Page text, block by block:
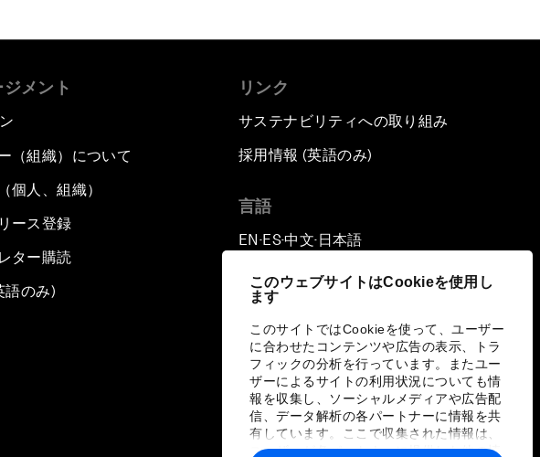
このウェブサイトはCookieを使用し
ます
このサイトではCookieを使って、ユーザー
に合わせたコンテンツや広告の表示、トラ
フィックの分析を行っています。またユー
ザーによるサイトの利用状況についても情
報を収集し、ソーシャルメディアや広告配
信、データ解析の各パートナーに情報を共
有しています。ここで収集された情報は、
ユーザーが各パートナーに提供した他の情
メント
（組織）について
個人、組織）
ース登録
ター購読
語のみ)
リンク
サステナビリティへの取り組み
採用情報 (英語のみ)
言語
EN ▪ ES▪中文▪ 日本語